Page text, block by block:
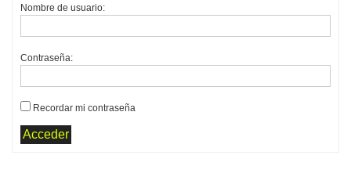
Nombre de usuario:
Contraseña:
Recordar mi contraseña
Acceder